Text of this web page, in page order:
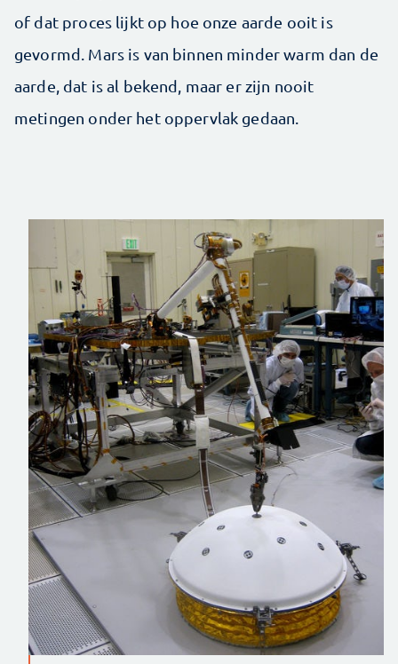
of dat proces lijkt op hoe onze aarde ooit is
gevormd. Mars is van binnen minder warm dan de
aarde, dat is al bekend, maar er zijn nooit
metingen onder het oppervlak gedaan.